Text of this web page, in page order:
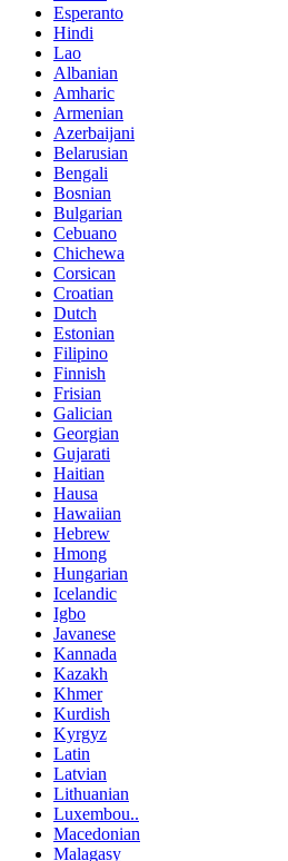
Esperanto
Hindi
Lao
Albanian
Amharic
Armenian
Azerbaijani
Belarusian
Bengali
Bosnian
Bulgarian
Cebuano
Chichewa
Corsican
Croatian
Dutch
Estonian
Filipino
Finnish
Frisian
Galician
Georgian
Gujarati
Haitian
Hausa
Hawaiian
Hebrew
Hmong
Hungarian
Icelandic
Igbo
Javanese
Kannada
Kazakh
Khmer
Kurdish
Kyrgyz
Latin
Latvian
Lithuanian
Luxembou..
Macedonian
Malagasy